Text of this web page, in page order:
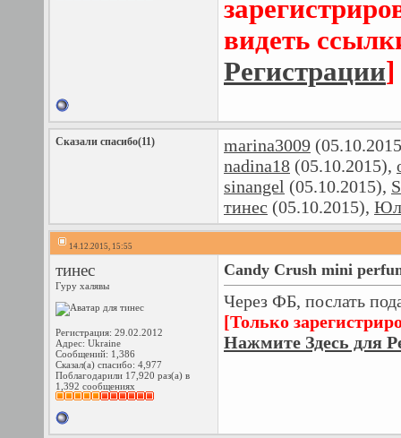
видеть
Регистрации]
Сказали спасибо(11) marina3009
nadina18 (05.10.2015),
sinangel (05.10.2015),
тинес (05.10.2015),
14.12.2015, 15:55
тинес
Гуру халявы
Регистрация: 29.02.2012
Адрес: Ukraine
Сообщений: 1,386
Сказал(а) спасибо: 4,977
Поблагодарили 17,920 раз(а) в
1,392 сообщениях
Candy Crush mini
Через ФБ, послать
[Только
Нажмите Здесь для